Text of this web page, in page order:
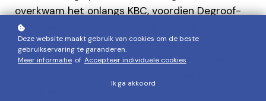
overkwam het onlangs KBC, voordien Degroof-
Petercam. Maar waarschijnlijk worden alle
banken er vroeg of laat mee geconfronteerd.
In vijftien jaar heeft het financiële bestel een
wordt aangenomen dat financiële middelen
Deze website maakt gebruik van cookies om de beste
gebruikservaring te garanderen.
Meer informatie of Accepteer individuele cookies .
Ik ga akkoord